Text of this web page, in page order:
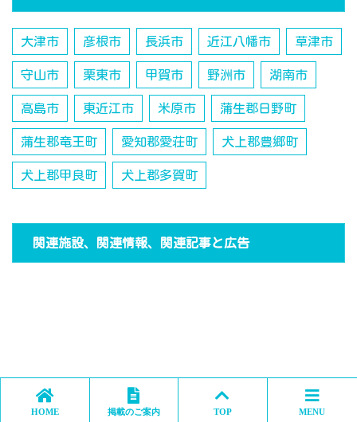
大津市 彦根市 長浜市 近江八幡市 草津市
守山市 栗東市 甲賀市 野洲市 湖南市
高島市 東近江市 米原市 蒲生郡日野町
蒲生郡竜王町 愛知郡愛荘町 犬上郡豊郷町
犬上郡甲良町 犬上郡多賀町
関連施設、関連情報、関連記事と広告
HOME 掲載のご案内 TOP MENU